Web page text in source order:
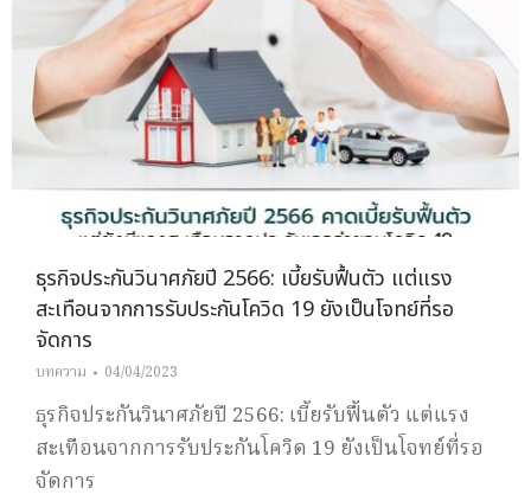
ธุรกิจประกันวินาศภัยปี 2566: เบี้ยรับฟื้นตัว แต่แรง
สะเทือนจากการรับประกันโควิด 19 ยังเป็นโจทย์ที่รอ
จัดการ
บทความ 04/04/2023
ธุรกิจประกันวินาศภัยปี 2566: เบี้ยรับฟื้นตัว แต่แรง
สะเทือนจากการรับประกันโควิด 19 ยังเป็นโจทย์ที่รอ
จัดการ